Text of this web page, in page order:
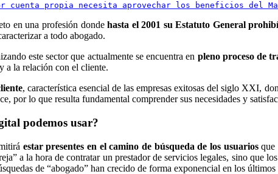
cuenta propia necesita aprovechar los beneficios del
en una profesión dondehasta el 2001 su Estatuto General
a todo abogado.
este sector que actualmente se encuentra en pleno proceso de
a la relación con el cliente.
, característica esencial de las empresas exitosas del siglo XXI,
por lo que resulta fundamental comprender sus necesidades y
podemos usar?
estar presentes en el camino de búsqueda de los usuariosque
a la hora de contratar un prestador de servicios legales, sino que
de “abogado” han crecido de forma exponencial en los últimos